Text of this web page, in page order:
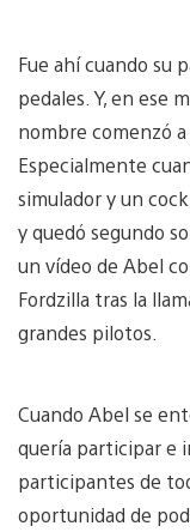
Fue ahí cuando su
pedales. Y, en ese
nombre comenzó
Especialmente
simulador y un
y quedó segundo
un vídeo de Abel
Fordzilla tras la
grandes pilotos.
Cuando Abel se
quería participar e
participantes de
oportunidad de